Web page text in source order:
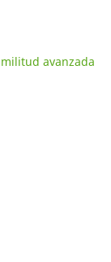
avanzada